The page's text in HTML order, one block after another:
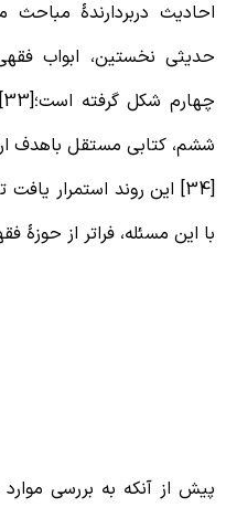
دربردارندۀ مباحث
نخستین، ابواب
کتابی مستقل باهدف
[34] این روند استمرار یافت
این مسئله، فراتر از حوزۀ
از آنکه به بررسی